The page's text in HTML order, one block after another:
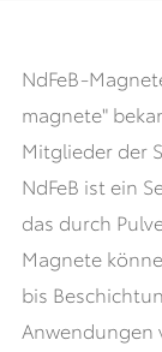
NdFeB-
magnete"
Mitglieder der
NdFeB ist ein
das durch
Magnete
bis
Anwendungen